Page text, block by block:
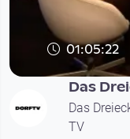
01:05:22
Das
Das
TV